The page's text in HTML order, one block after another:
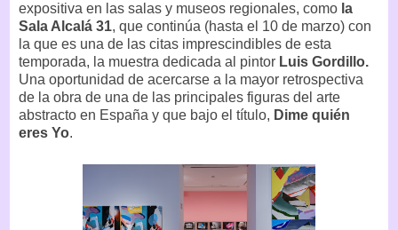
expositiva en las salas y museos regionales, como la
Sala Alcalá 31, que continúa (hasta el 10 de marzo) con
la que es una de las citas imprescindibles de esta
temporada, la muestra dedicada al pintor Luis Gordillo.
Una oportunidad de acercarse a la mayor retrospectiva
de la obra de una de las principales figuras del arte
abstracto en España y que bajo el título, Dime quién
eres Yo.